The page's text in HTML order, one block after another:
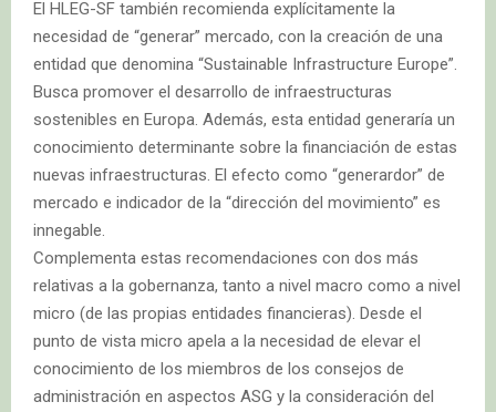
El HLEG-SF también recomienda explícitamente la
necesidad de “generar” mercado, con la creación de una
entidad que denomina “Sustainable Infrastructure Europe”.
Busca promover el desarrollo de infraestructuras
sostenibles en Europa. Además, esta entidad generaría un
conocimiento determinante sobre la financiación de estas
nuevas infraestructuras. El efecto como “generardor” de
mercado e indicador de la “dirección del movimiento” es
innegable.
Complementa estas recomendaciones con dos más
relativas a la gobernanza, tanto a nivel macro como a nivel
micro (de las propias entidades financieras). Desde el
punto de vista micro apela a la necesidad de elevar el
conocimiento de los miembros de los consejos de
administración en aspectos ASG y la consideración del